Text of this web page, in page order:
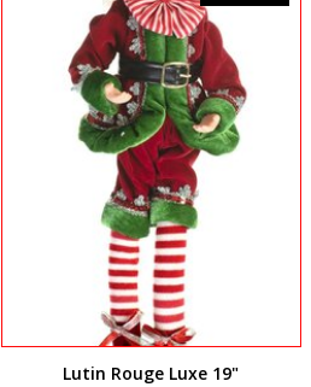
Lutin Rouge Luxe 19"